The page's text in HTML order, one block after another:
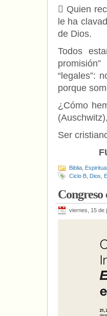
 Quien
le ha
de Dios.
Todos
“legales”:
porque
¿Cómo
Ser
Biblia
Ciclo B Dios
viernes, 15 de